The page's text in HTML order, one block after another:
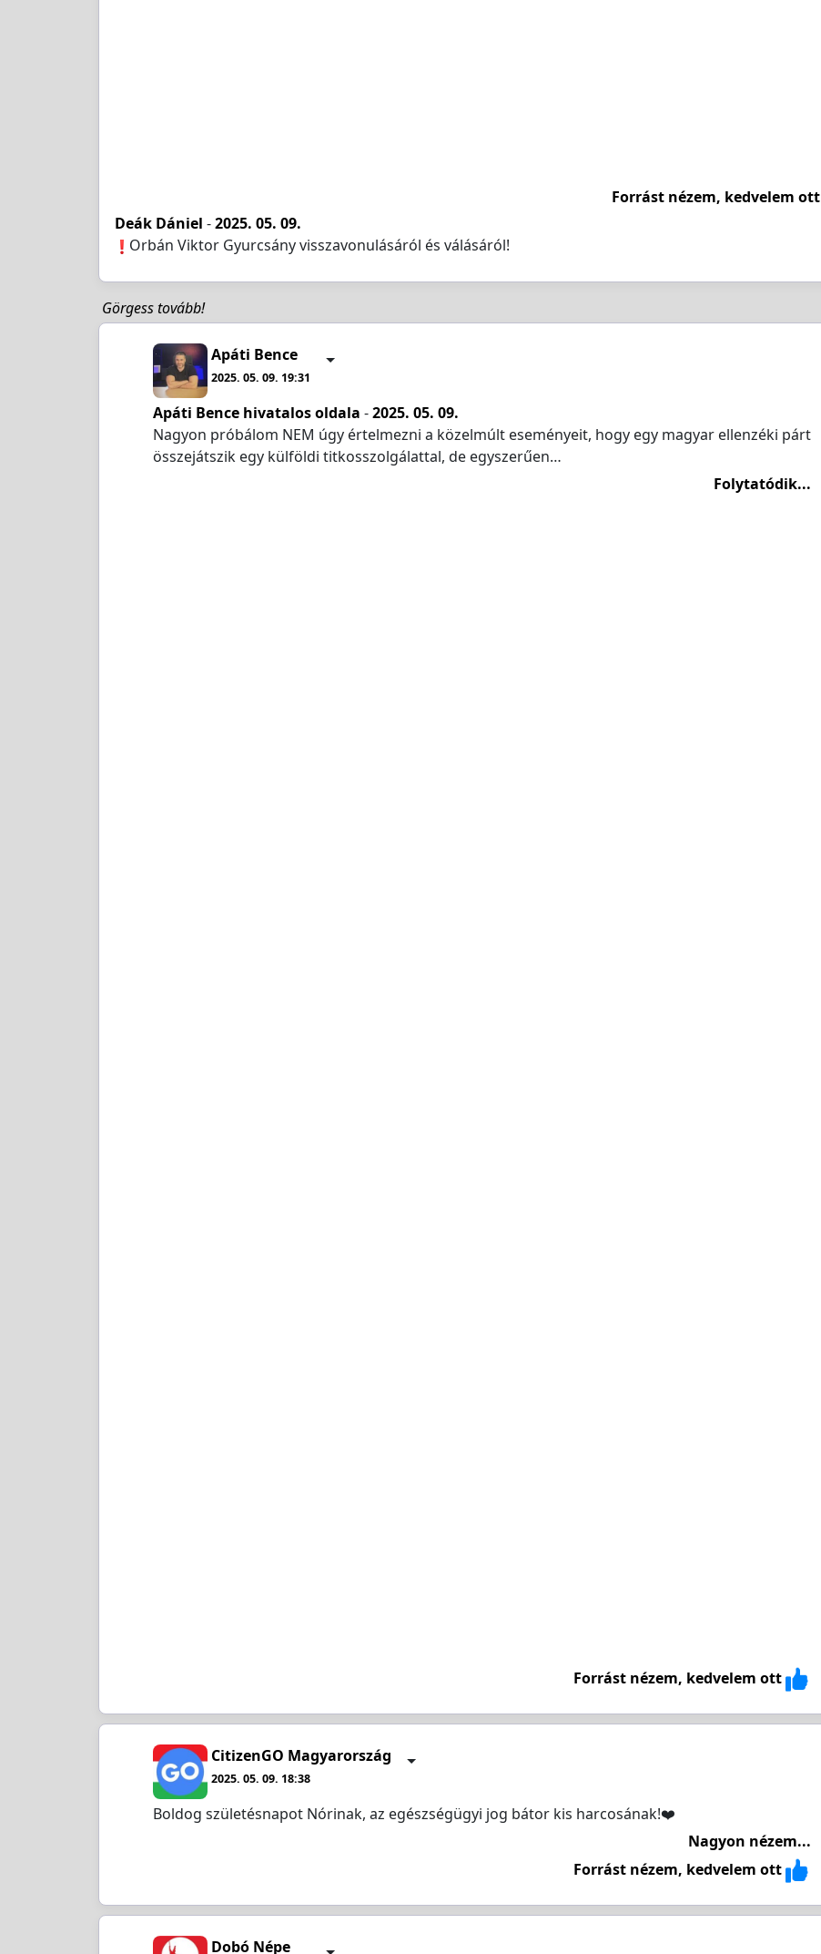
Forrást nézem, kedvelem ott
Deák Dániel -2025. 05. 09.
️Orbán Viktor Gyurcsány visszavonulásáról és válásáról!
Görgess tovább!
Apáti Bence
2025. 05. 09. 19:31
Apáti Bence hivatalos oldala -2025. 05. 09.
Nagyon próbálom NEM úgy értelmezni a közelmúlt eseményeit, hogy egy magyar ellenzéki párt
összejátszik egy külföldi titkosszolgálattal, de egyszerűen…
Folytatódik...
Forrást nézem, kedvelem ott
CitizenGO Magyarország
2025. 05. 09. 18:38
Boldog születésnapot Nórinak, az egészségügyi jog bátor kis harcosának!❤️
Nagyon nézem...
Forrást nézem, kedvelem ott
Dobó Népe